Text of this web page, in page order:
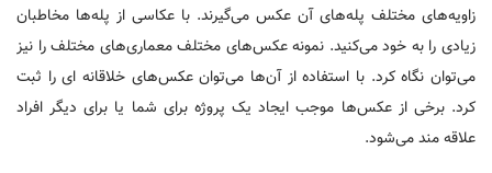
زاویه‌های مختلف پله‌های آن عکس می‌گیرند. با عکاسی از پله‌ها مخاطبان
زیادی را به خود می‌کنید. نمونه عکس‌های مختلف معماری‌های مختلف را نیز
می‌توان نگاه کرد. با استفاده از آن‌ها می‌توان عکس‌های خلاقانه ای را ثبت
کرد. برخی از عکس‌ها موجب ایجاد یک پروژه برای شما یا برای دیگر افراد
علاقه مند می‌شود.